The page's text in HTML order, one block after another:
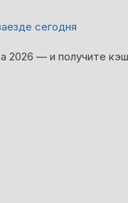
сегодня
2026 — и получите